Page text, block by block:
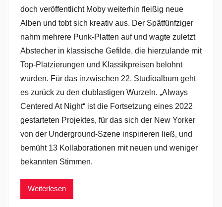
doch veröffentlicht Moby weiterhin fleißig neue
Alben und tobt sich kreativ aus. Der Spätfünfziger
nahm mehrere Punk-Platten auf und wagte zuletzt
Abstecher in klassische Gefilde, die hierzulande mit
Top-Platzierungen und Klassikpreisen belohnt
wurden. Für das inzwischen 22. Studioalbum geht
es zurück zu den clublastigen Wurzeln. „Always
Centered At Night“ ist die Fortsetzung eines 2022
gestarteten Projektes, für das sich der New Yorker
von der Underground-Szene inspirieren ließ, und
bemüht 13 Kollaborationen mit neuen und weniger
bekannten Stimmen.
Weiterlesen